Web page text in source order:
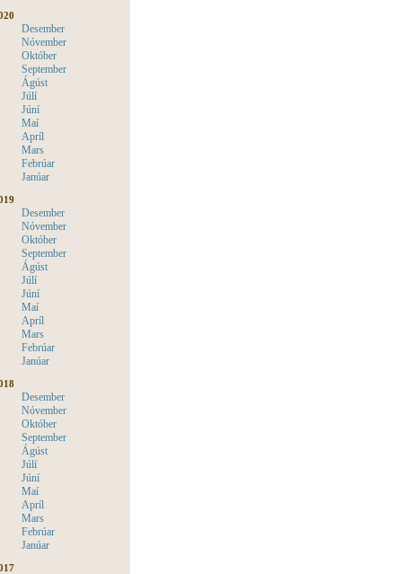
Desember
Nóvember
Október
September
Ágúst
Júlí
Júní
Maí
Apríl
Mars
Febrúar
Janúar
Desember
Nóvember
Október
September
Ágúst
Júlí
Júní
Maí
Apríl
Mars
Febrúar
Janúar
Desember
Nóvember
Október
September
Ágúst
Júlí
Júní
Maí
Apríl
Mars
Febrúar
Janúar